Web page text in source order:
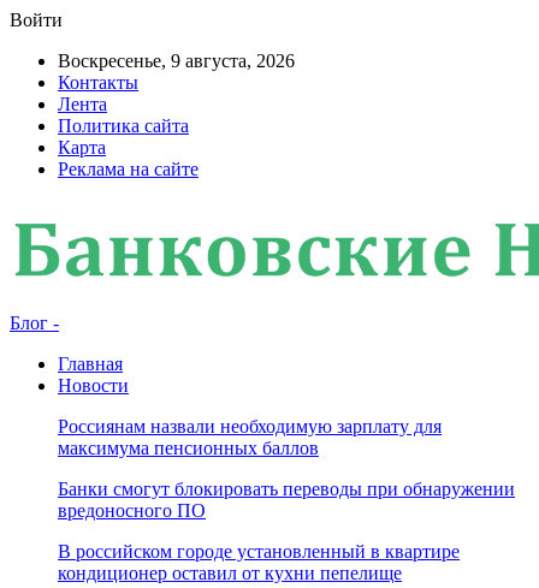
Войти
Воскресенье, 9 августа, 2026
Контакты
Лента
Политика сайта
Карта
Реклама на сайте
Блог -
Главная
Новости
Россиянам назвали необходимую зарплату для
максимума пенсионных баллов
Банки смогут блокировать переводы при обнаружении
вредоносного ПО
В российском городе установленный в квартире
кондиционер оставил от кухни пепелище